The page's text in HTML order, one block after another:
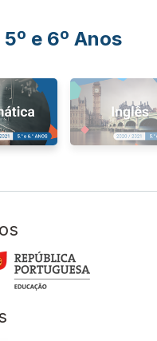
e 6º Anos